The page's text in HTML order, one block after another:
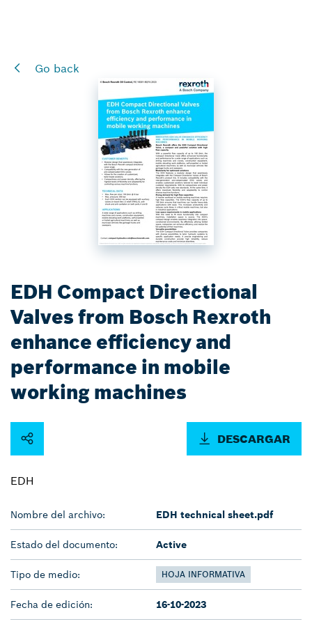
Go back
EDH Compact Directional
Valves from Bosch Rexroth
enhance efficiency and
performance in mobile
working machines
DESCARGAR
EDH
Nombre del archivo: EDH technical sheet.pdf
Estado del documento: Active
Tipo de medio: HOJA INFORMATIVA
Fecha de edición: 16-10-2023